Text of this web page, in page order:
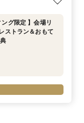
グ限定 】会場リ
ストラン＆おもて